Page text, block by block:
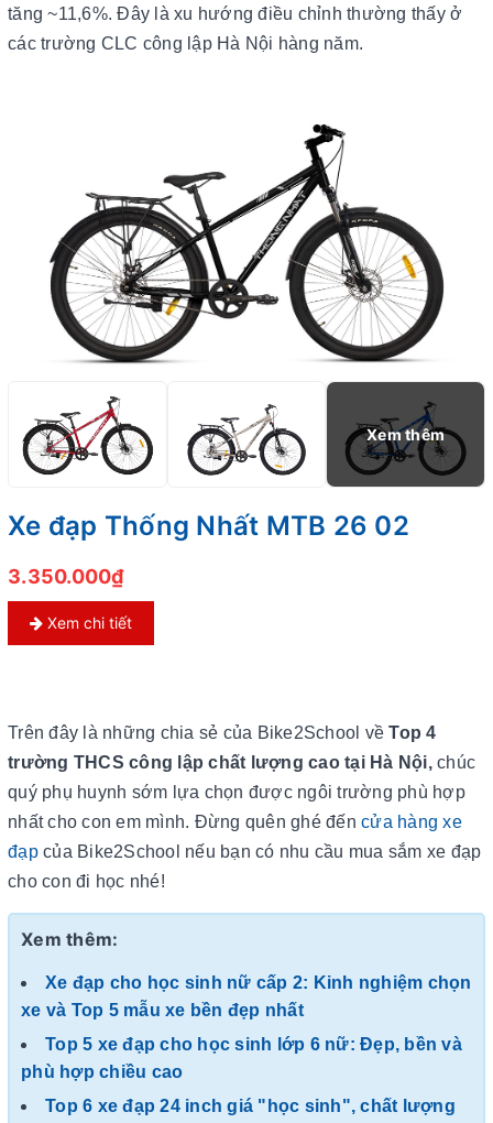
tăng ~11,6%. Đây là xu hướng điều chỉnh thường thấy ở
các trường CLC công lập Hà Nội hàng năm.
Xe đạp Thống Nhất MTB 26 02
3.350.000₫
Xem chi tiết
Trên đây là những chia sẻ của Bike2School vềTop 4
trường THCS công lập chất lượng cao tại Hà Nội,chúc
quý phụ huynh sớm lựa chọn được ngôi trường phù hợp
nhất cho con em mình. Đừng quên ghé đến cửa hàng xe
đạpcủa Bike2School nếu bạn có nhu cầu mua sắm xe đạp
cho con đi học nhé!
Xem thêm:
Xe đạp cho học sinh nữ cấp 2: Kinh nghiệm chọn
xe và Top 5 mẫu xe bền đẹp nhất
Top 5 xe đạp cho học sinh lớp 6 nữ: Đẹp, bền và
phù hợp chiều cao
Top 6 xe đạp 24 inch giá "học sinh", chất lượng